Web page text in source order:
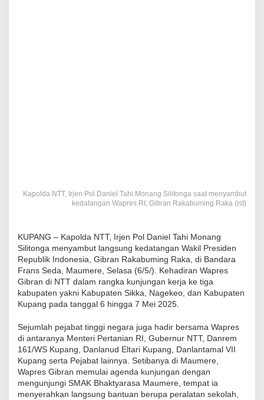
Kapolda NTT, Irjen Pol Daniel Tahi Monang Silitonga saat menyambut
kedatangan Wapres RI, Gibran Rakabuming Raka (ist)
KUPANG – Kapolda NTT, Irjen Pol Daniel Tahi Monang
Silitonga menyambut langsung kedatangan Wakil Presiden
Republik Indonesia, Gibran Rakabuming Raka, di Bandara
Frans Seda, Maumere, Selasa (6/5/). Kehadiran Wapres
Gibran di NTT dalam rangka kunjungan kerja ke tiga
kabupaten yakni Kabupaten Sikka, Nagekeo, dan Kabupaten
Kupang pada tanggal 6 hingga 7 Mei 2025.
Sejumlah pejabat tinggi negara juga hadir bersama Wapres
di antaranya Menteri Pertanian RI, Gubernur NTT, Danrem
161/WS Kupang, Danlanud Eltari Kupang, Danlantamal VII
Kupang serta Pejabat lainnya. Setibanya di Maumere,
Wapres Gibran memulai agenda kunjungan dengan
mengunjungi SMAK Bhaktyarasa Maumere, tempat ia
menyerahkan langsung bantuan berupa peralatan sekolah,